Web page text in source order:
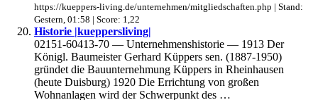
https://kueppers-living.de/unternehmen/mitgliedschaften.php | Stand:
Gestern, 01:58 | Score: 1,22
Historie |kueppersliving|
02151-60413-70 — Unternehmenshistorie — 1913 Der
Königl. Baumeister Gerhard Küppers sen. (1887-1950)
gründet die Bauunternehmung Küppers in Rheinhausen
(heute Duisburg) 1920 Die Errichtung von großen
Wohnanlagen wird der Schwerpunkt des …